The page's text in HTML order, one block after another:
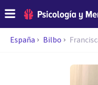
España Bilbo